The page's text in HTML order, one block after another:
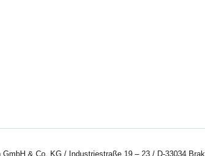
& Co. KG / Industriestraße 19 – 23 / D-33034